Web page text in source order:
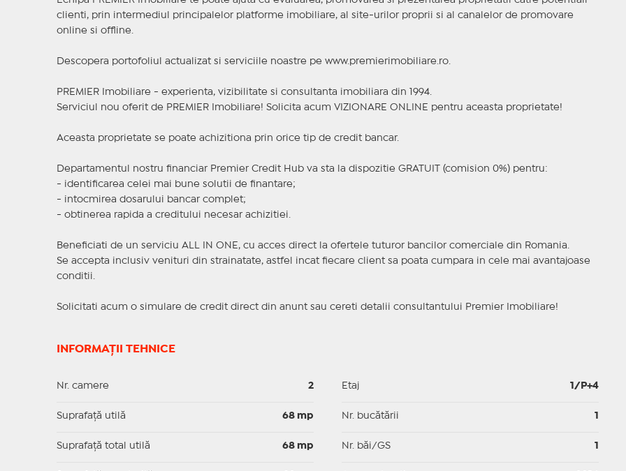
clienti, prin intermediul principalelor platforme imobiliare, al site-urilor proprii si al canalelor de promovare
online si offline.
Descopera portofoliul actualizat si serviciile noastre pe www.premierimobiliare.ro.
PREMIER Imobiliare - experienta, vizibilitate si consultanta imobiliara din 1994.
Serviciul nou oferit de PREMIER Imobiliare! Solicita acum VIZIONARE ONLINE pentru aceasta proprietate!
Aceasta proprietate se poate achizitiona prin orice tip de credit bancar.
Departamentul nostru financiar Premier Credit Hub va sta la dispozitie GRATUIT (comision 0%) pentru:
- identificarea celei mai bune solutii de finantare;
- intocmirea dosarului bancar complet;
- obtinerea rapida a creditului necesar achizitiei.
Beneficiati de un serviciu ALL IN ONE, cu acces direct la ofertele tuturor bancilor comerciale din Romania.
Se accepta inclusiv venituri din strainatate, astfel incat fiecare client sa poata cumpara in cele mai avantajoase
conditii.
Solicitati acum o simulare de credit direct din anunt sau cereti detalii consultantului Premier Imobiliare!
INFORMAȚII TEHNICE
Nr. camere 2
Suprafaţă utilă 68 mp
Suprafaţă total utilă 68 mp
Etaj 1/P+4
Nr. bucătării
Nr. băi/GS